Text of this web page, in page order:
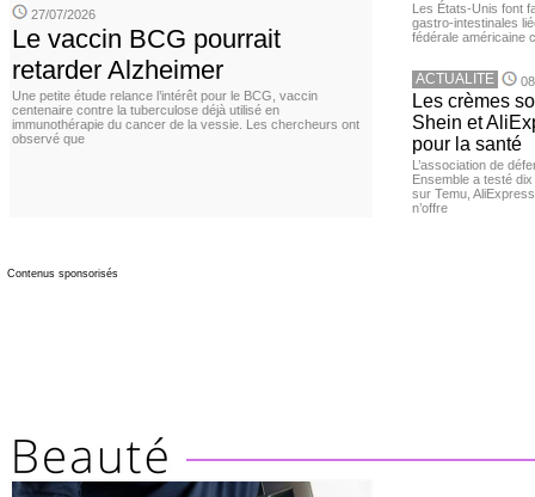
27/07/2026
Le vaccin BCG pourrait
retarder Alzheimer
Une petite étude relance l’intérêt pour le BCG, vaccin
centenaire contre la tuberculose déjà utilisé en
immunothérapie du cancer de la vessie. Les chercheurs ont
observé que
Les États-Unis font
gastro-intestinales
fédérale américaine
ACTUALITE
Les crèmes
Shein et
pour la santé
L’association de
Ensemble a testé
sur Temu,
n’offre
Contenus sponsorisés